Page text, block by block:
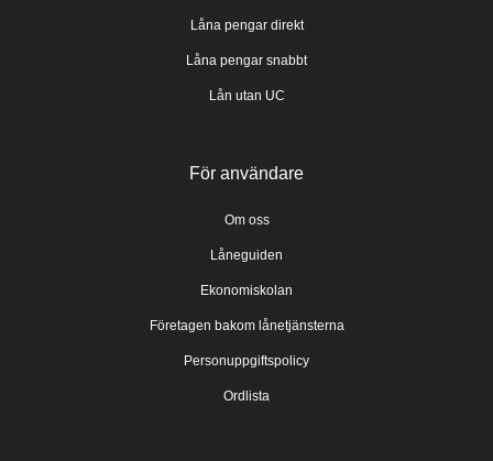
Låna pengar direkt
Låna pengar snabbt
Lån utan UC
För användare
Om oss
Låneguiden
Ekonomiskolan
Företagen bakom lånetjänsterna
Personuppgiftspolicy
Ordlista